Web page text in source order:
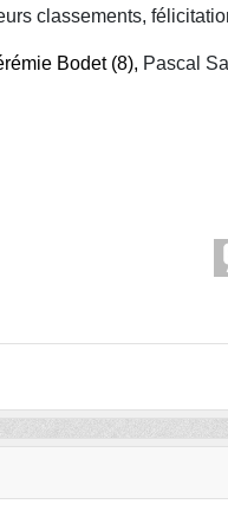
classements,
Bodet (8), Pascal